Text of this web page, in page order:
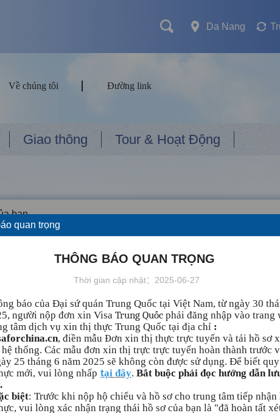
Da Nang
Về chúng tôi Đường link
Giao thông Tour & Hoạt Động
bạn
hơn Thông tin thị thực
quan trọng
THÔNG BÁO QUAN TRỌNG
Thời gian cập nhật：2025-06-27
báo của Đại sứ quán Trung Quốc tại Việt Nam, từ ngày 30
người nộp đơn xin VisaTrung Quốcphải đăng nhập vào trang
tâm dịch vụ xin thị thực Trung Quốc tại địa chỉ :
, điền mẫu Đơn xin thị thực trực tuyến và tải hồ sơ
ệ thống. Các mẫu đơn xin thịtrực trực tuyến hoàn thành trước
25 tháng 6 năm 2025 sẽ không còn được sử dụng. Để biết
ực mới, vui lòng nhấp tại đây. Bắt buộc phải đọc hướng dẫn
biệt: Trước khi nộp hộ chiếu và hồ sơ cho trung tâm tiếp nhận
vui lòng xác nhận trạng thái hồ sơ của bạn là "đã hoàn tất